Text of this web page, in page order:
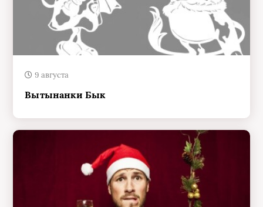
9 августа
Вытынанки Бык